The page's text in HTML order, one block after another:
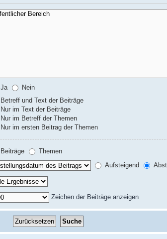
Ja
Nein
Betreff und Text der Beiträge
Nur im Text der Beiträge
Nur im Betreff der Themen
Nur im ersten Beitrag der Themen
Beiträge
Themen
Aufsteigend
Zeichen der Beiträge anzeigen